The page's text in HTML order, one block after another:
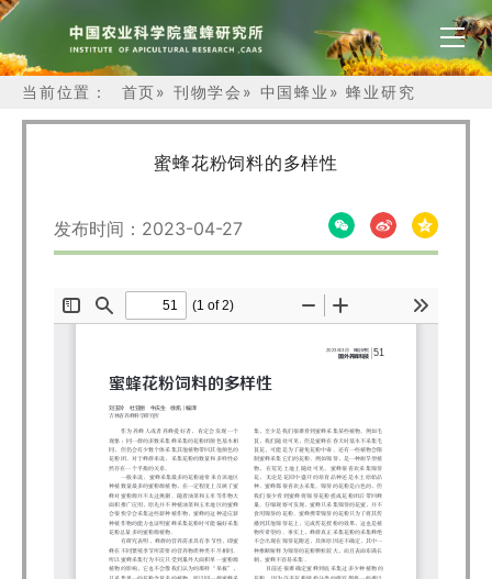
当前位置： 首页» 刊物学会 » 中国蜂业 »蜂业研究
蜜蜂花粉饲料的多样性
发布时间：2023-04-27